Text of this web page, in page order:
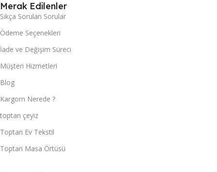
Merak Edilenler
Sıkça Sorulan Sorular
Ödeme Seçenekleri
İade ve Değişim Süreci
Müşteri Hizmetleri
Blog
Kargom Nerede ?
toptan çeyiz
Toptan Ev Tekstil
Toptan Masa Örtüsü